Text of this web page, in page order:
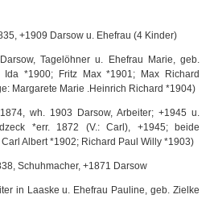
+1909 Darsow u. Ehefrau (4 Kinder)
Tagelöhner u. Ehefrau Marie, geb.
Ida *1900; Fritz Max *1901; Max Richard
Margarete Marie .Heinrich Richard *1904)
wh. 1903 Darsow, Arbeiter; +1945 u.
*err. 1872 (V.: Carl), +1945; beide
Albert *1902; Richard Paul Willy *1903)
Schuhmacher, +1871 Darsow
in Laaske u. Ehefrau Pauline, geb. Zielke